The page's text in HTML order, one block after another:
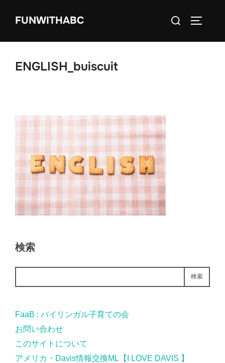
FUNWITHABC
検
対
ENGLISH_buiscuit
検索
検索
FaaB : バイリンガル子育ての会
お問い合わせ
このサイトについて
アメリカ・Davis情報交換ML【I LOVE DAVIS 】